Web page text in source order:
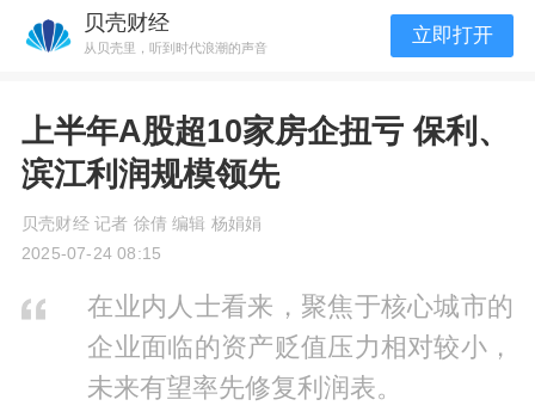
贝壳财经
从贝壳里，听到时代浪潮的声音
立即打开
上半年A股超10家房企扭亏 保利、
滨江利润规模领先
贝壳财经 记者 徐倩 编辑 杨娟娟
2025-07-24 08:15
在业内人士看来，聚焦于核心城市的
企业面临的资产贬值压力相对较小，
未来有望率先修复利润表。